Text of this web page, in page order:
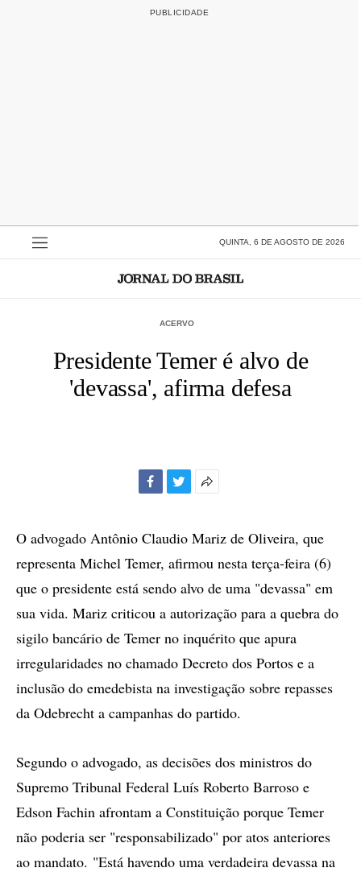
QUINTA, 6 DE AGOSTO DE 2026
ACERVO
Presidente Temer é alvo de
'devassa', afirma defesa
compartilhamento
O advogado Antônio Claudio Mariz de Oliveira, que
representa Michel Temer, afirmou nesta terça-feira (6)
que o presidente está sendo alvo de uma "devassa" em
sua vida. Mariz criticou a autorização para a quebra do
sigilo bancário de Temer no inquérito que apura
irregularidades no chamado Decreto dos Portos e a
inclusão do emedebista na investigação sobre repasses
da Odebrecht a campanhas do partido.
Segundo o advogado, as decisões dos ministros do
Supremo Tribunal Federal Luís Roberto Barroso e
Edson Fachin afrontam a Constituição porque Temer
não poderia ser "responsabilizado" por atos anteriores
ao mandato. "Está havendo uma verdadeira devassa na